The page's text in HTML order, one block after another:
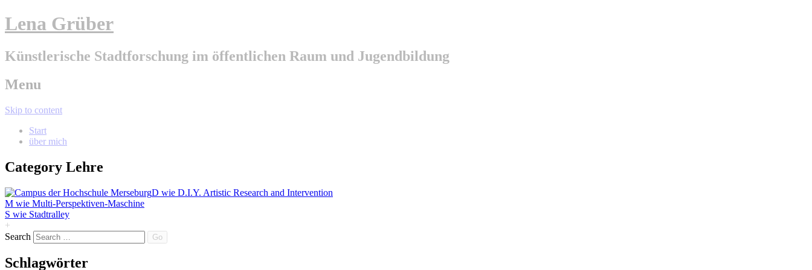
Lena Grüber
Künstlerische Stadtforschung im öffentlichen Raum und Jugendbildung
Menu
Skip to content
Start
über mich
Category Lehre
D wie D.I.Y. Artistic Research and Intervention
M wie Multi-Perspektiven-Maschine
S wie Stadtralley
+
Search
Schlagwörter